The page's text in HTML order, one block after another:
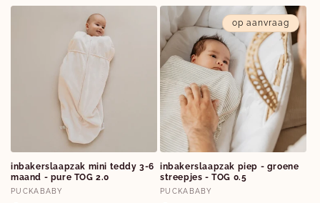
inbakerslaapzak mini teddy 3-6
maand - pure TOG 2.0
Verkoper:
PUCKABABY
op aanvraag
inbakerslaapzak piep - groene
streepjes - TOG 0.5
Verkoper:
PUCKABABY